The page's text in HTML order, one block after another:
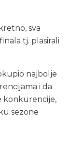
sva
tj. plasirali
najbolje
i da
konkurencije,
sezone